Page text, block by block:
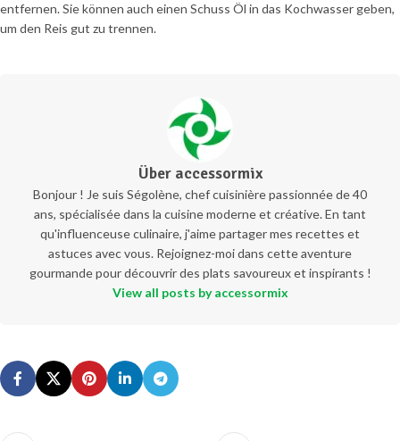
entfernen. Sie können auch einen Schuss Öl in das Kochwasser geben,
um den Reis gut zu trennen.
Über accessormix
Bonjour ! Je suis Ségolène, chef cuisinière passionnée de 40
ans, spécialisée dans la cuisine moderne et créative. En tant
qu'influenceuse culinaire, j'aime partager mes recettes et
astuces avec vous. Rejoignez-moi dans cette aventure
gourmande pour découvrir des plats savoureux et inspirants !
View all posts by accessormix